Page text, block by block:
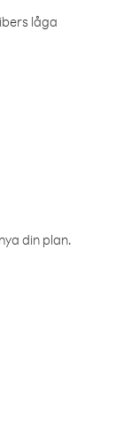
låga
din plan.